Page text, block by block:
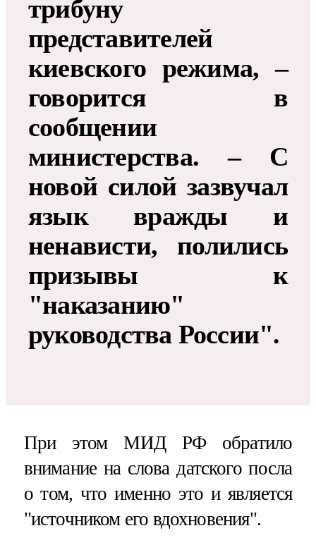
трибуну
представителей
киевского режима, –
говорится в
сообщении
министерства. – С
новой силой зазвучал
язык вражды и
ненависти, полились
призывы к
"наказанию"
руководства России".
При этом МИД РФ обратило
внимание на слова датского посла
о том, что именно это и является
"источником его вдохновения".